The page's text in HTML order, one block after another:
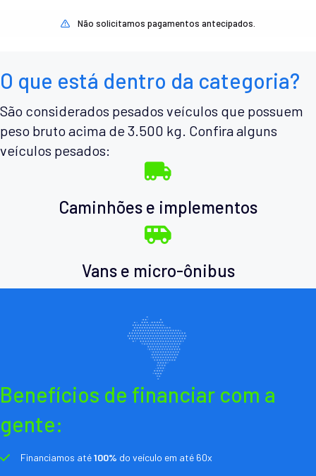
Não solicitamos pagamentos antecipados.
O que está dentro da categoria?
São considerados pesados veículos que possuem
peso bruto acima de 3.500 kg. Confira alguns
veículos pesados:
Caminhões e implementos
Vans e micro-ônibus
Benefícios de financiar com a
gente:
Financiamos até100% do veículo em até 60x